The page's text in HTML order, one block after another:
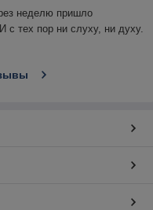
неделю пришло
с тех пор ни слуху, ни духу.